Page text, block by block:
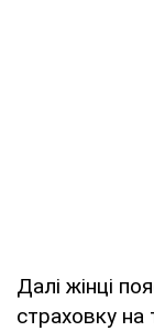
Далі жінці
страховку на